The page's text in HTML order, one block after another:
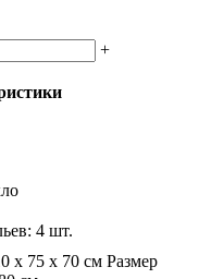
+
4 шт.
х 75 х 70 см Размер